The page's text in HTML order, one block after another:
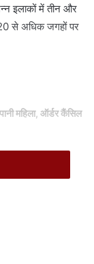
इलाकों में तीन और
से अधिक जगहों पर
महिला, ऑर्डर कैंसिल
में ही विरोध,
ने कई इमारतों